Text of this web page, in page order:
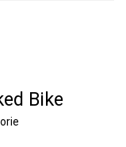
Bike